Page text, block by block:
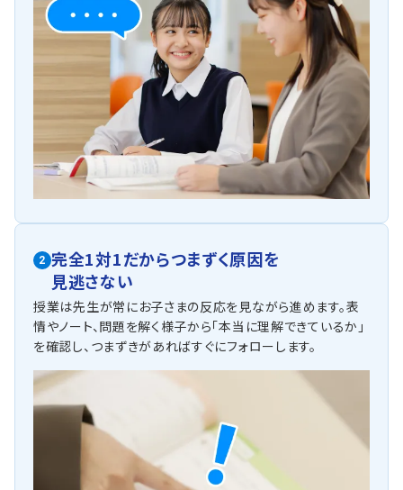
校
2 完全1対1だからつまずく原因を
見逃さない
授業は先生が常にお子さまの反応を見ながら進めます。表
情やノート、問題を解く様子から「本当に理解できているか」
を確認し、つまずきがあればすぐにフォローします。